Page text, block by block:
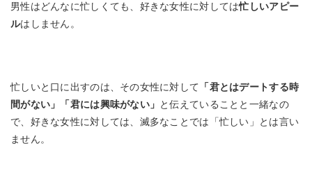
男性はどんなに忙しくても、好きな女性に対しては忙しいアピー
ルはしません。
忙しいと口に出すのは、その女性に対して 「君とはデートする時
間がない」「君には興味がない」 と伝えていることと一緒なの
で、好きな女性に対しては、滅多なことでは「忙しい」とは言い
ません。